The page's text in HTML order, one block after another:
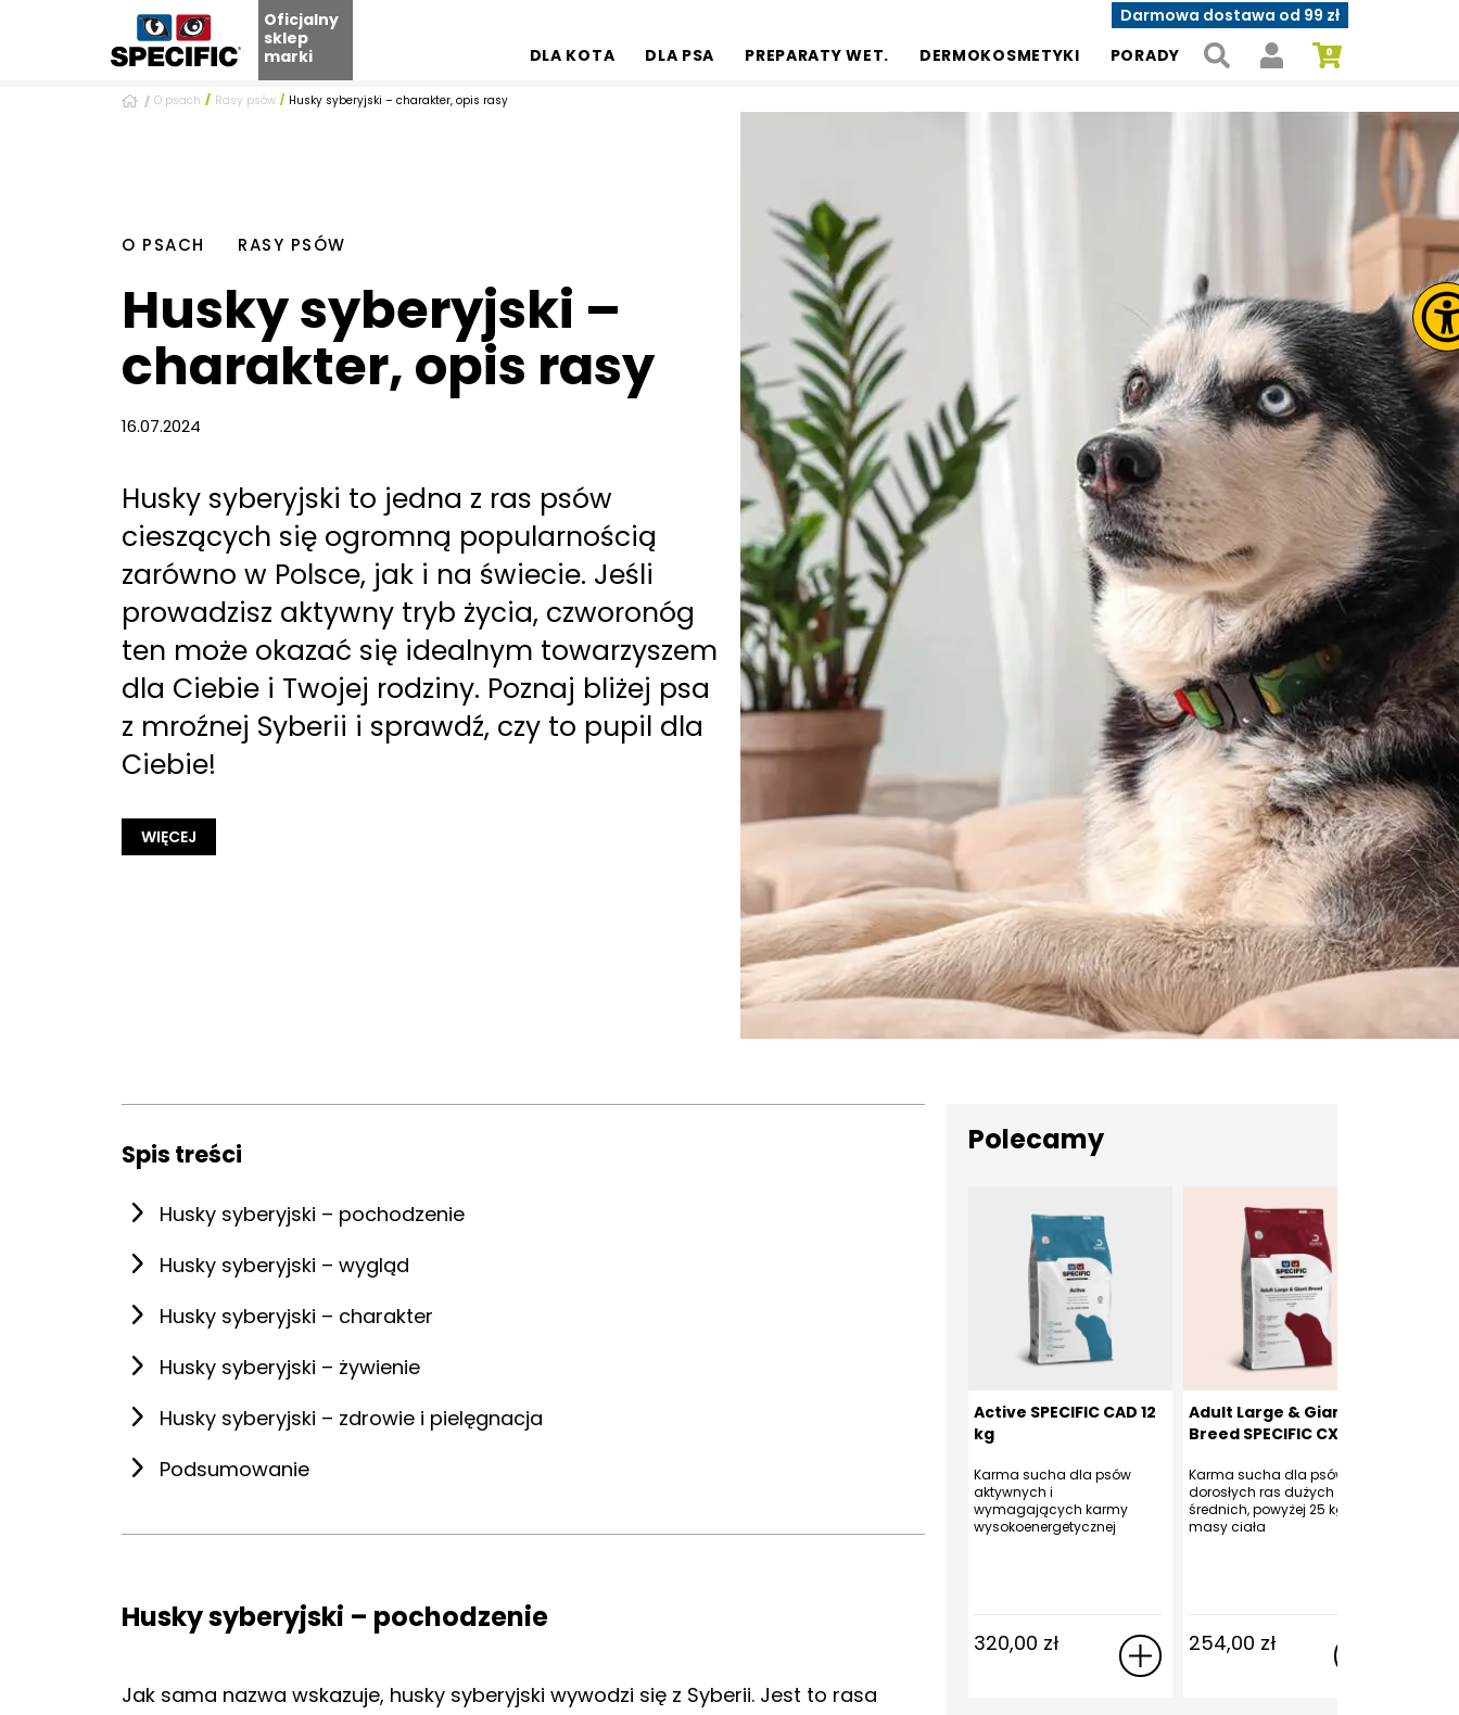
Oficjalny
sklep
marki
Darmowa dostawa od 99 zł
DLA KOTA
DLA PSA PREPARATY WET. DERMOKOSMETYKI PORADY
O psach Rasy psów Husky syberyjski – charakter, opis rasy
O PSACH RASY PSÓW
Husky syberyjski –
charakter, opis rasy
16.07.2024
Husky syberyjski to jedna z ras psów
cieszących się ogromną popularnością
zarówno w Polsce, jak i na świecie. Jeśli
prowadzisz aktywny tryb życia, czworonóg
ten może okazać się idealnym towarzyszem
dla Ciebie i Twojej rodziny. Poznaj bliżej psa
z mroźnej Syberii i sprawdź, czy to pupil dla
Ciebie!
WIĘCEJ
Spis treści
Husky syberyjski – pochodzenie
Husky syberyjski – wygląd
Husky syberyjski – charakter
Husky syberyjski – żywienie
Husky syberyjski – zdrowie i pielęgnacja
Podsumowanie
Husky syberyjski – pochodzenie
Jak sama nazwa wskazuje, husky syberyjski wywodzi się z Syberii. Jest to rasa
Polecamy
Active SPECIFIC CAD 12
kg
Karma sucha dla psów
aktywnych i
wymagających karmy
wysokoenergetycznej
320,00 zł
Adult Large & Giant
Breed SPECIFIC CXD-
Karma sucha dla psów
dorosłych ras dużych i
średnich, powyżej 25 kg
masy ciała
254,00 zł